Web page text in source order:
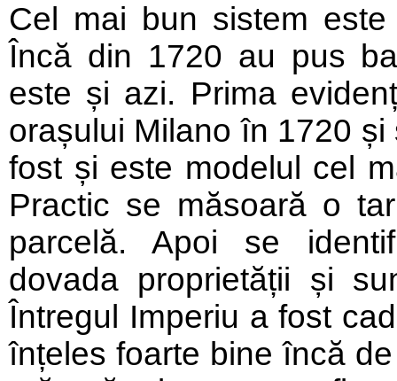
Cel mai bun sistem
Încă din 1720 au pus
este și azi. Prima
orașului Milano în 1720
fost și este modelul cel
Practic se măsoară o
parcelă. Apoi se
dovada proprietății și
Întregul Imperiu a fost
înțeles foarte bine încă